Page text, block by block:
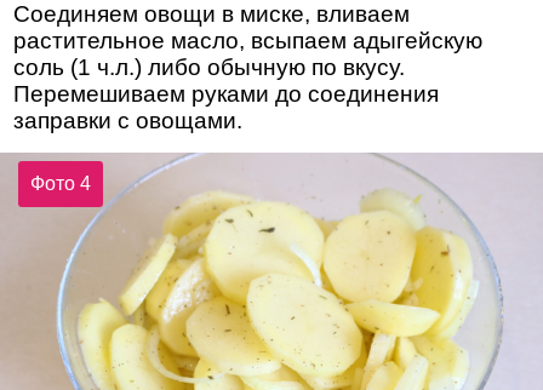
Соединяем овощи в миске, вливаем
растительное масло, всыпаем адыгейскую
соль (1 ч.л.) либо обычную по вкусу.
Перемешиваем руками до соединения
заправки с овощами.
Фото 4